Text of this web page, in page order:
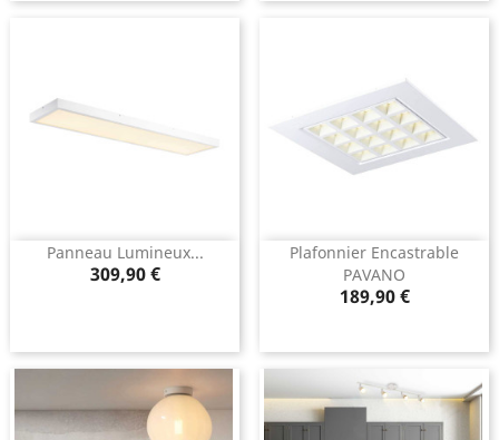
Panneau Lumineux...
Prix
309,90 €
Plafonnier Encastrable
PAVANO
Prix
189,90 €